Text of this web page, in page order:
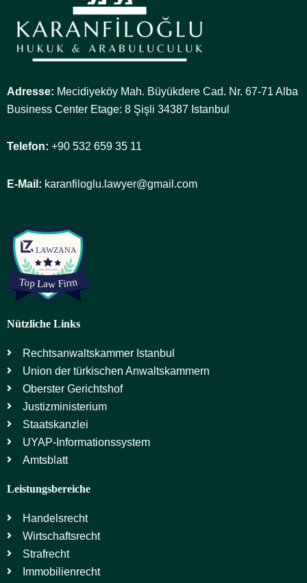
Adresse: Mecidiyeköy Mah. Büyükdere Cad. Nr. 67-71 Alba
Business Center Etage: 8 Şişli 34387 Istanbul
Telefon: +90 532 659 35 11
E-Mail: karanfiloglu.lawyer@gmail.com
Nützliche Links
Rechtsanwaltskammer Istanbul
Union der türkischen Anwaltskammern
Oberster Gerichtshof
Justizministerium
Staatskanzlei
UYAP-Informationssystem
Amtsblatt
Leistungsbereiche
Handelsrecht
Wirtschaftsrecht
Strafrecht
Immobilienrecht